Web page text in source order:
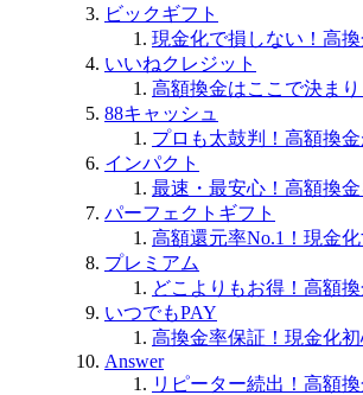
ビックギフト
現金化で損しない！高
いいねクレジット
高額換金はここで決ま
88キャッシュ
プロも太鼓判！高額換
インパクト
最速・最安心！高額換
パーフェクトギフト
高額還元率No.1！現金
プレミアム
どこよりもお得！高額
いつでもPAY
高換金率保証！現金化
Answer
リピーター続出！高額